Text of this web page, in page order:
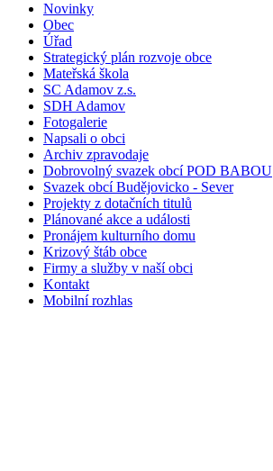
Novinky
Obec
Úřad
Strategický plán rozvoje obce
Mateřská škola
SC Adamov z.s.
SDH Adamov
Fotogalerie
Napsali o obci
Archiv zpravodaje
Dobrovolný svazek obcí POD BABOU
Svazek obcí Budějovicko - Sever
Projekty z dotačních titulů
Plánované akce a události
Pronájem kulturního domu
Krizový štáb obce
Firmy a služby v naší obci
Kontakt
Mobilní rozhlas